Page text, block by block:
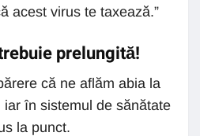
acest virus te taxează.”
prelungită!
că ne aflăm abia la
în sistemul de sănătate
la punct.